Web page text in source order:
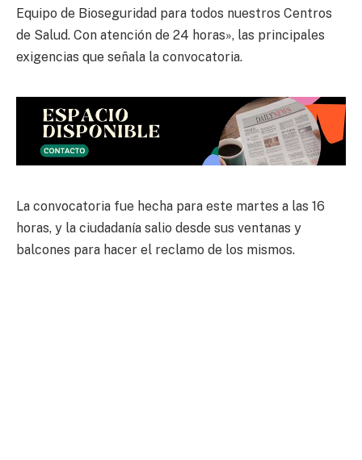
Equipo de Bioseguridad para todos nuestros Centros
de Salud. Con atención de 24 horas», las principales
exigencias que señala la convocatoria.
La convocatoria fue hecha para este martes a las 16
horas, y la ciudadanía salio desde sus ventanas y
balcones para hacer el reclamo de los mismos.